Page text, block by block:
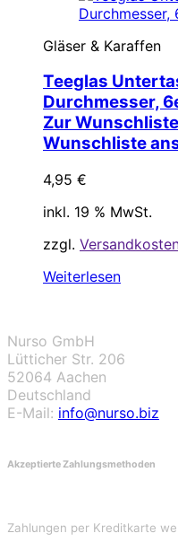
Gläser & Karaffen
Teeglas
Durchmesser,
Zur
Wunschliste
4,95 €
inkl. 19 % MwSt.
zzgl.
Weiterlesen
Nurso GmbH
Lütticher Str. 206
52064 Aachen
Deutschland
E-Mail: info@nurso.biz
Akzeptierte Zahlungsmethoden
Zahlungen per Kreditkarte